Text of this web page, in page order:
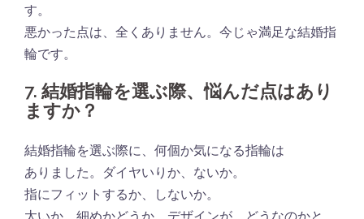
す。
悪かった点は、全くありません。今じゃ満足な結婚指
輪です。
7. 結婚指輪を選ぶ際、悩んだ点はあり
ますか？
結婚指輪を選ぶ際に、何個か気になる指輪は
ありました。ダイヤいりか、ないか。
指にフィットするか、しないか。
太いか、細めかどうか。デザインが、どうなのかと。